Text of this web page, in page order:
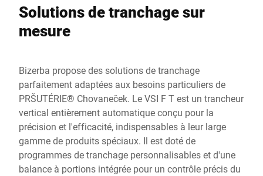
Solutions de tranchage sur
mesure
Bizerba propose des solutions de tranchage
parfaitement adaptées aux besoins particuliers de
PRŠUTÉRIE® Chovaneček. Le VSI F T est un trancheur
vertical entièrement automatique conçu pour la
précision et l'efficacité, indispensables à leur large
gamme de produits spéciaux. Il est doté de
programmes de tranchage personnalisables et d'une
balance à portions intégrée pour un contrôle précis du